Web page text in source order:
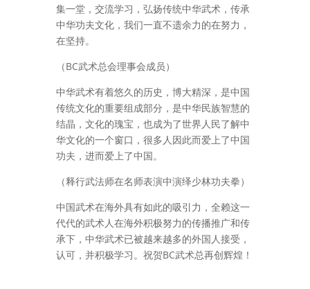
集一堂，交流学习，弘扬传统中华武术，传承
中华功夫文化，我们一直不遗余力的在努力，
在坚持。
（BC武术总会理事会成员）
中华武术有着悠久的历史，博大精深，是中国
传统文化的重要组成部分，是中华民族智慧的
结晶，文化的瑰宝，也成为了世界人民了解中
华文化的一个窗口，很多人因此而爱上了中国
功夫，进而爱上了中国。
（释行武法师在名师表演中演绎少林功夫拳）
中国武术在海外具有如此的吸引力，全赖这一
代代的武术人在海外积极努力的传播推广和传
承下， 中华武术已被越来越多的外国人接受，
认可，并积极学习。祝贺BC武术总再创辉煌！